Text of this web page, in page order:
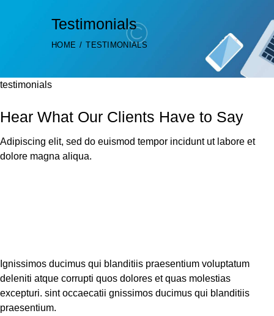
Testimonials
HOME TESTIMONIALS
testimonials
Hear What Our Clients Have to Say
Adipiscing elit, sed do euismod tempor incidunt ut labore et
dolore magna aliqua.
Ignissimos ducimus qui blanditiis praesentium voluptatum
deleniti atque corrupti quos dolores et quas molestias
excepturi. sint occaecatii gnissimos ducimus qui blanditiis
praesentium.